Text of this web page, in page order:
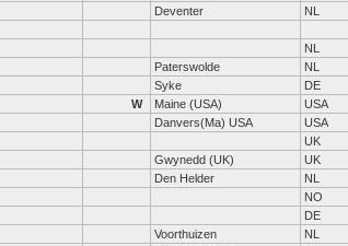
Deventer NL
NL
Paterswolde
NL
Syke
DE
W Maine (USA)
USA
Danvers(Ma) USA
USA
UK
Gwynedd (UK)
UK
Den Helder NL
NO
DE
Voorthuizen NL